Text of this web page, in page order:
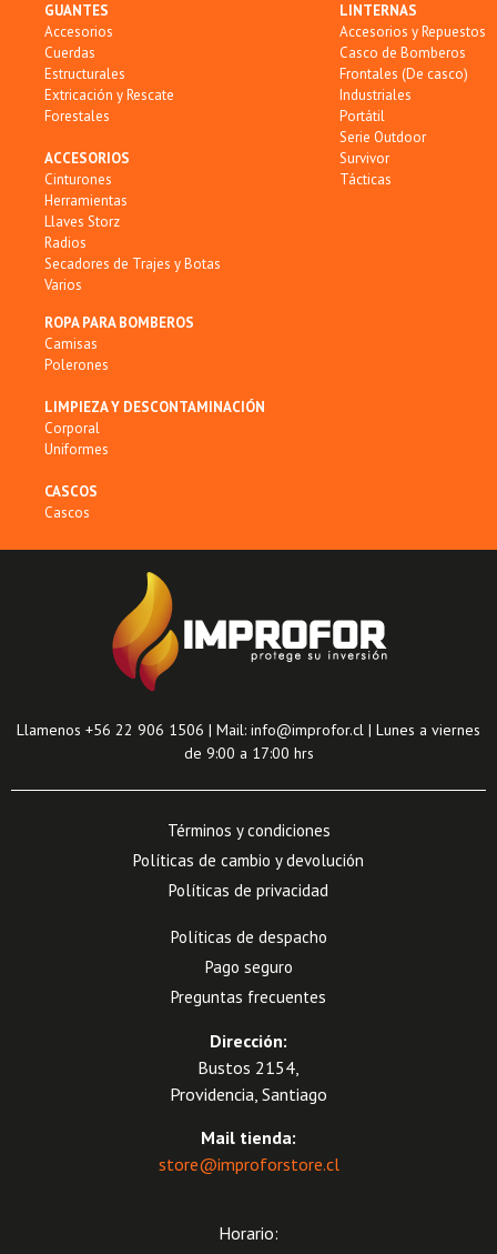
GUANTES
Accesorios
Cuerdas
Estructurales
Extricación y Rescate
Forestales
ACCESORIOS
Cinturones
Herramientas
Llaves Storz
Radios
Secadores de Trajes y Botas
Varios
LINTERNAS
Accesorios y Repuestos
Casco de Bomberos
Frontales (De casco)
Industriales
Portátil
Serie Outdoor
Survivor
Tácticas
ROPA PARA BOMBEROS
Camisas
Polerones
LIMPIEZA Y DESCONTAMINACIÓN
Corporal
Uniformes
CASCOS
Cascos
Llamenos +56 22 906 1506 | Mail: info@improfor.cl | Lunes a viernes
de 9:00 a 17:00 hrs
Términos y condiciones
Políticas de cambio y devolución
Políticas de privacidad
Políticas de despacho
Pago seguro
Preguntas frecuentes
Dirección:
Bustos 2154,
Providencia, Santiago
Mail tienda:
store@improforstore.cl
Horario: